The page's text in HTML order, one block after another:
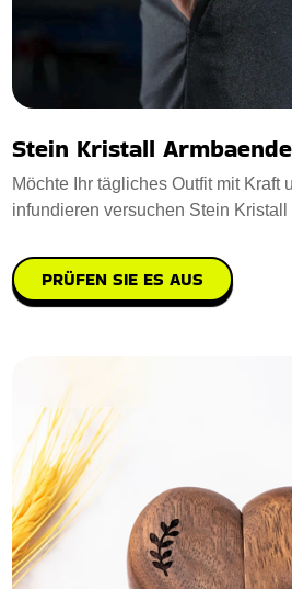
Stein Kristall
Möchte Ihr tägliches Outfit mit Kraft
infundieren versuchen Stein Kristall
PRÜFEN SIE ES AUS